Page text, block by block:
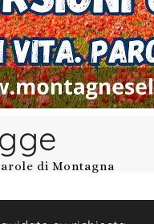
di Montagna